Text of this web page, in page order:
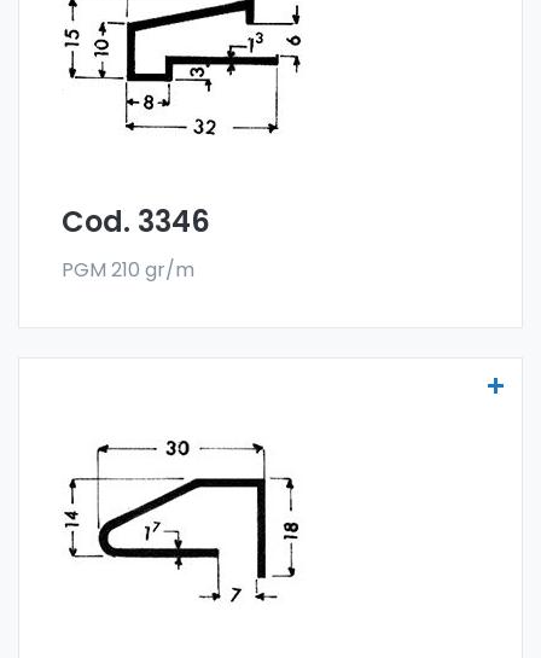
Cod. 3346
PGM 210 gr/m
Die Scheibenprofile aus Aluminium werden
aus der Sonder-Legierung 6060 gefertigt
und werden im Stangenformat verkauft. Die
Mindestabnahme beträgt 300 kg.
Die Scheibenprofile aus Aluminium werden
aus der Sonder-Legierung 6060 gefertigt
und werden im Stangenformat verkauft. Die
Mindestabnahme beträgt 300 kg.